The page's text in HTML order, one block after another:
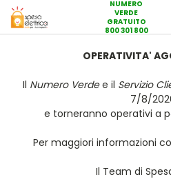
NUMERO
VERDE
GRATUITO
800 301 800
OPERATIVITA'
Il Numero Verdee il Servizio
7/8/
e torneranno operativi a
Per maggiori informazioni
Il Team di